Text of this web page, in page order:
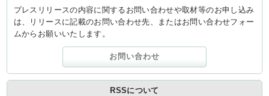
プレスリリースの内容に関するお問い合わせや取材等のお申し込み
は、リリースに記載のお問い合わせ先、またはお問い合わせフォー
ムからお願いいたします。
お問い合わせ
RSSについて